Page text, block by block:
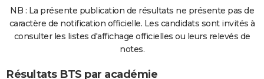
NB : La présente publication de résultats ne présente pas de
caractère de notification officielle. Les candidats sont invités à
consulter les listes d'affichage officielles ou leurs relevés de
notes.
Résultats BTS par académie